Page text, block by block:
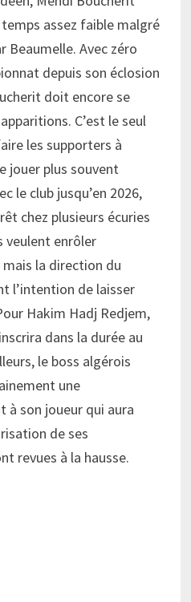
assez faible malgré
Beaumelle. Avec zéro
depuis son éclosion
doit encore se
C’est le seul
les supporters à
jouer plus souvent
le club jusqu’en 2026,
chez plusieurs écuries
veulent enrôler
la direction du
l’intention de laisser
Hakim Hadj Redjem,
dans la durée au
le boss algérois
une
son joueur qui aura
de ses
revues à la hausse.